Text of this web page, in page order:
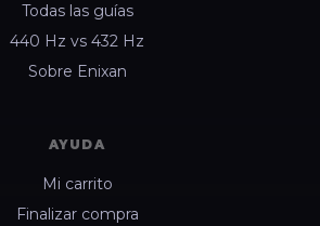
Todas las guías
440 Hz vs 432 Hz
Sobre Enixan
AYUDA
Mi carrito
Finalizar compra